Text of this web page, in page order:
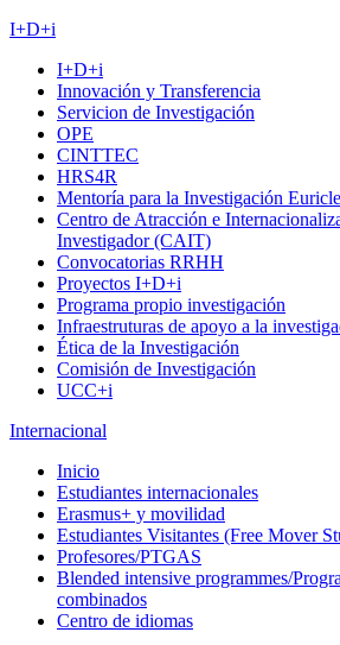
I+D+i
I+D+i
Innovación y Transferencia
Servicion de Investigación
OPE
CINTTEC
HRS4R
Mentoría para la Investigación
Centro de Atracción e
Investigador (CAIT)
Convocatorias RRHH
Proyectos I+D+i
Programa propio investigación
Infraestruturas de apoyo a la
Ética de la Investigación
Comisión de Investigación
UCC+i
Internacional
Inicio
Estudiantes internacionales
Erasmus+ y movilidad
Estudiantes Visitantes (Free Mover
Profesores/PTGAS
Blended intensive programmes/
combinados
Centro de idiomas